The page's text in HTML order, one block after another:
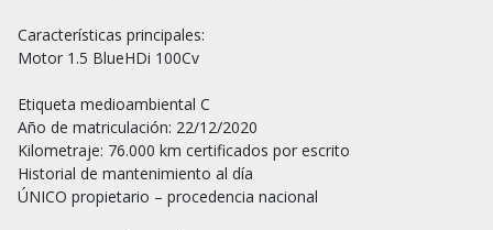
Características principales:
Motor 1.5 BlueHDi 100Cv
Etiqueta medioambiental C
Año de matriculación: 22/12/2020
Kilometraje: 76.000 km certificados por escrito
Historial de mantenimiento al día
ÚNICO propietario – procedencia nacional